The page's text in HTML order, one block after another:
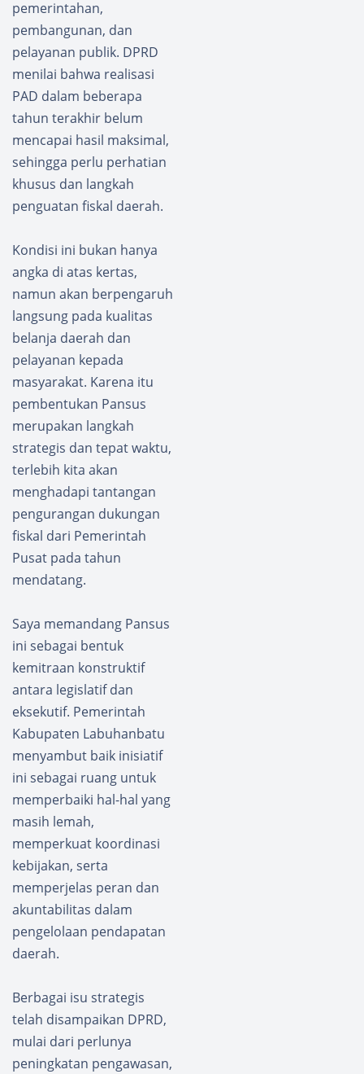
pemerintahan,
pembangunan, dan
pelayanan publik. DPRD
menilai bahwa realisasi
PAD dalam beberapa
tahun terakhir belum
mencapai hasil maksimal,
sehingga perlu perhatian
khusus dan langkah
penguatan fiskal daerah.
Kondisi ini bukan hanya
angka di atas kertas,
namun akan berpengaruh
langsung pada kualitas
belanja daerah dan
pelayanan kepada
masyarakat. Karena itu
pembentukan Pansus
merupakan langkah
strategis dan tepat waktu,
terlebih kita akan
menghadapi tantangan
pengurangan dukungan
fiskal dari Pemerintah
Pusat pada tahun
mendatang.
Saya memandang Pansus
ini sebagai bentuk
kemitraan konstruktif
antara legislatif dan
eksekutif. Pemerintah
Kabupaten Labuhanbatu
menyambut baik inisiatif
ini sebagai ruang untuk
memperbaiki hal-hal yang
masih lemah,
memperkuat koordinasi
kebijakan, serta
memperjelas peran dan
akuntabilitas dalam
pengelolaan pendapatan
daerah.
Berbagai isu strategis
telah disampaikan DPRD,
mulai dari perlunya
peningkatan pengawasan,